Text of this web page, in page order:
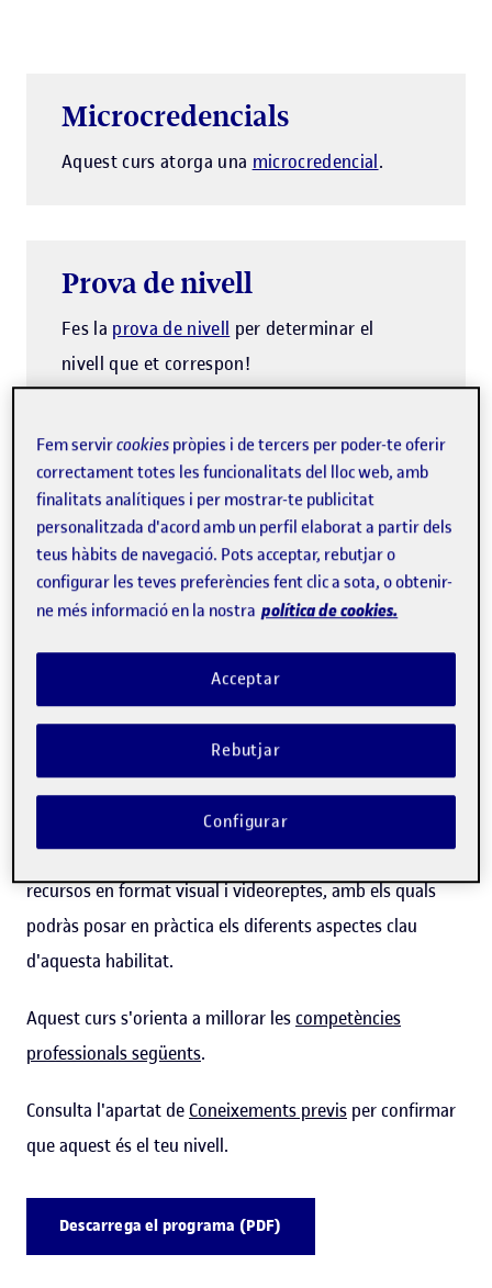
Microcredencials
Aquest curs atorga una microcredencial.
Prova de nivell
Fes la prova de nivell per determinar el
nivell que et correspon!
La intel·ligència emocional ens ajuda a entendre les
nostres emocions i les de les persones amb les quals ens
relacionem en el nostre dia a dia, tant en l'àmbit
professional com en el personal. Assolir un bon nivell
d'aquesta habilitat millora les nostres relacions en tots
dos àmbits i ens possibilita la presa de millors decisions a
la feina i en la gestió de la nostra vida privada.
Els cursos d'intel·ligència emocional de la UOC et
permeten desenvolupar i perfeccionar progressivament
aquesta habilitat amb l'acompanyament de professorat
expert i amb una metodologia en línia basada en
recursos en format visual i videoreptes, amb els quals
podràs posar en pràctica els diferents aspectes clau
d'aquesta habilitat.
Aquest curs s'orienta a millorar lescompetències
professionals següents.
Consulta l'apartat de Coneixements previs per confirmar
que aquest és el teu nivell.
Descarrega el programa (PDF)
Fem servircookies pròpies i de tercers per poder-te oferir
correctament totes les funcionalitats del lloc web, amb
finalitats analítiques i per mostrar-te publicitat
personalitzada d'acord amb un perfil elaborat a partir dels
teus hàbits de navegació. Pots acceptar, rebutjar o
configurar les teves preferències fent clic a sota, o obtenir-
ne més informació en la nostra política de cookies.
Rebutjar
Acceptar
Configurar